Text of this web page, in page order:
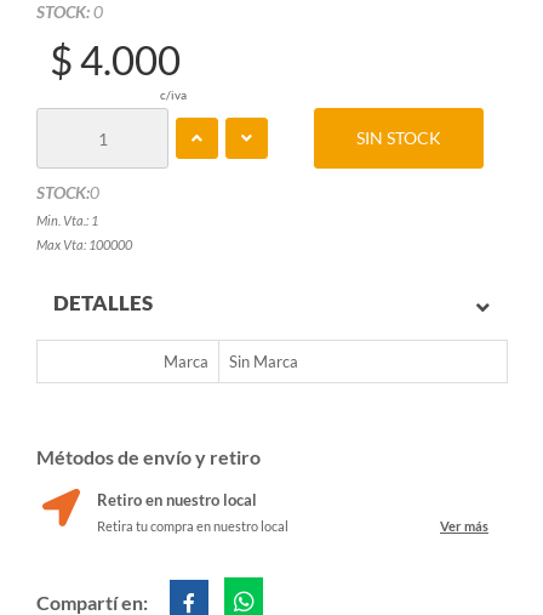
STOCK:0
$ 4.000
c/iva
STOCK:0
Min. Vta.: 1
Max Vta: 100000
SIN STOCK
DETALLES
Marca Sin Marca
Métodos de envío y retiro
Retiro en nuestro local
Retira tu compra en nuestro local Ver más
Compartí en: